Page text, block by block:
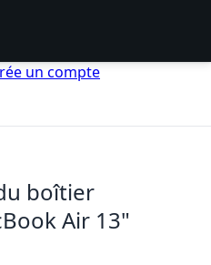
un compte
boîtier
Air 13"